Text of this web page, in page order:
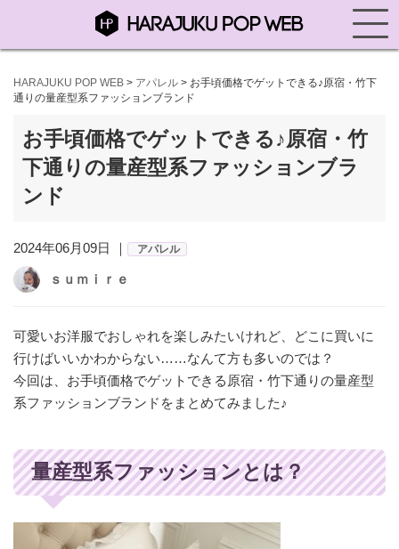
HARAJUKU POP WEB > アパレル > お手頃価格でゲットできる♪原宿・竹下
通りの量産型系ファッションブランド
お手頃価格でゲットできる♪原宿・竹
下通りの量産型系ファッションブラ
ンド
2024年06月09日 ｜ アパレル
ｓｕｍｉｒｅ
可愛いお洋服でおしゃれを楽しみたいけれど、どこに買いに
行けばいいかわからない……なんて方も多いのでは？
今回は、お手頃価格でゲットできる原宿・竹下通りの量産型
系ファッションブランドをまとめてみました♪
量産型系ファッションとは？